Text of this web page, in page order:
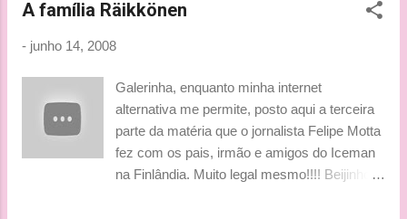
time da equipe francesa, com Franck Montagny. MOTOR
Formula One share talent and respect Auto Racing/ Le Mans
special report By Brad Spurgeon Published: June 13, 2008
One is the greatest auto-racing series in the world, the other
is one of the world's three greatest races. While the Formula
One championship and the Le Mans 24-Hour race have little
in common in terms of the racing style or ca...
A família Räikkönen
- junho 14, 2008
Galerinha, enquanto minha internet
alternativa me permite, posto aqui a terceira
parte da matéria que o jornalista Felipe Motta
fez com os pais, irmão e amigos do Iceman
na Finlândia. Muito legal mesmo!!!! Beijinhos,